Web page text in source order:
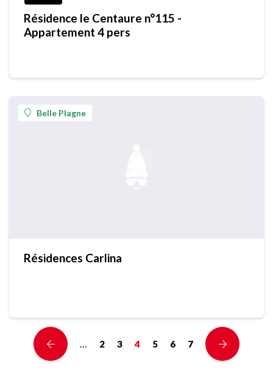
Résidence le Centaure n°115 -
Appartement 4 pers
Belle Plagne
Résidences Carlina
… 2 3 4 5 6 7